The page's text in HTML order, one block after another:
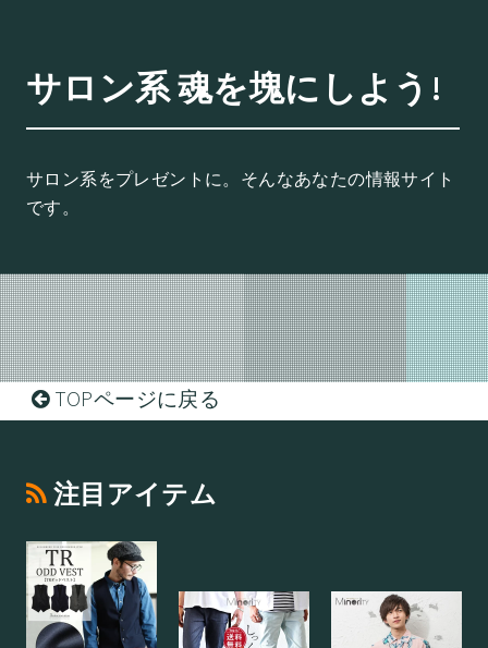
サロン系 魂を塊にしよう!
サロン系をプレゼントに。そんなあなたの情報サイト
です。
TOPページに戻る
注目アイテム